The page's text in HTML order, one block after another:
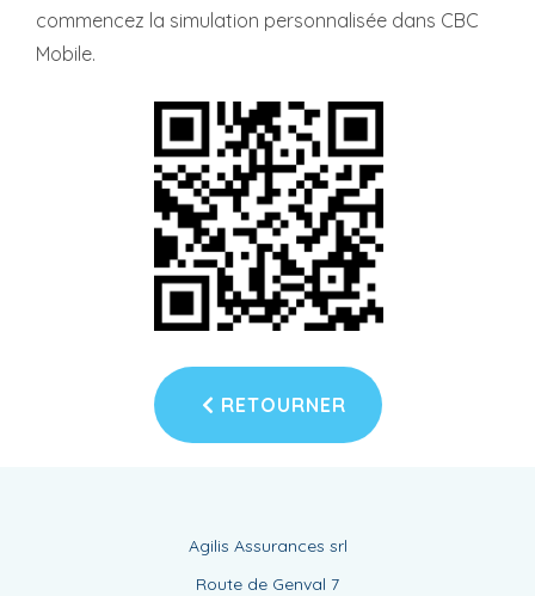
commencez la simulation personnalisée dans CBC
Mobile.
RETOURNER
Agilis Assurances srl
Route de Genval 7